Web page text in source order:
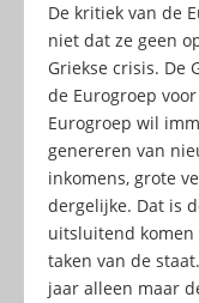
De kritiek van de
niet dat ze geen
Griekse crisis. De
de Eurogroep voor
Eurogroep wil
genereren van
inkomens, grote
dergelijke. Dat is
uitsluitend komen
taken van de
jaar alleen maar